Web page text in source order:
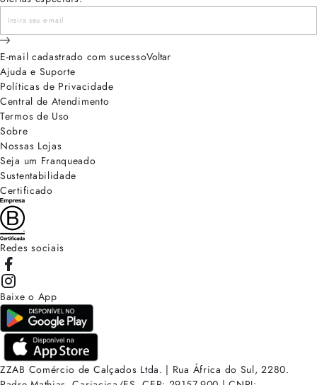
E-mail cadastrado com sucessoVoltar
Ajuda e Suporte
Políticas de Privacidade
Central de Atendimento
Termos de Uso
Sobre
Nossas Lojas
Seja um Franqueado
Sustentabilidade
Certificado
Redes sociais
Baixe o App
ZZAB Comércio de Calçados Ltda. | Rua África do Sul, 2280.